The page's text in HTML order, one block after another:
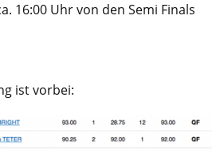
16:00 Uhr von den Semi Finals
ist vorbei: